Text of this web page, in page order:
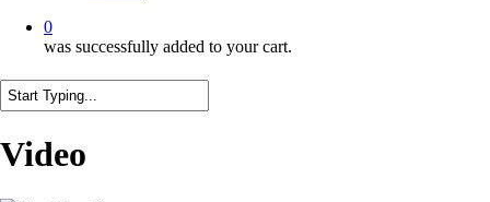
0
was successfully added to your cart.
Search
Video